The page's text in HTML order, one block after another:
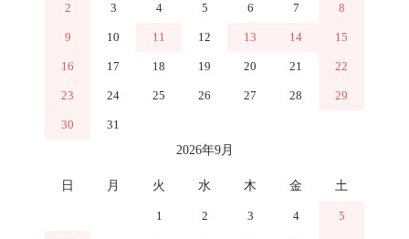
2 3 4 5 6 7 8
9 10 11 12 13 14 15
16 17 18 19 20 21 22
23 24 25 26 27 28 29
30
31
2026年9月
日 月 火 水 木 金 土
1 2 3 4 5